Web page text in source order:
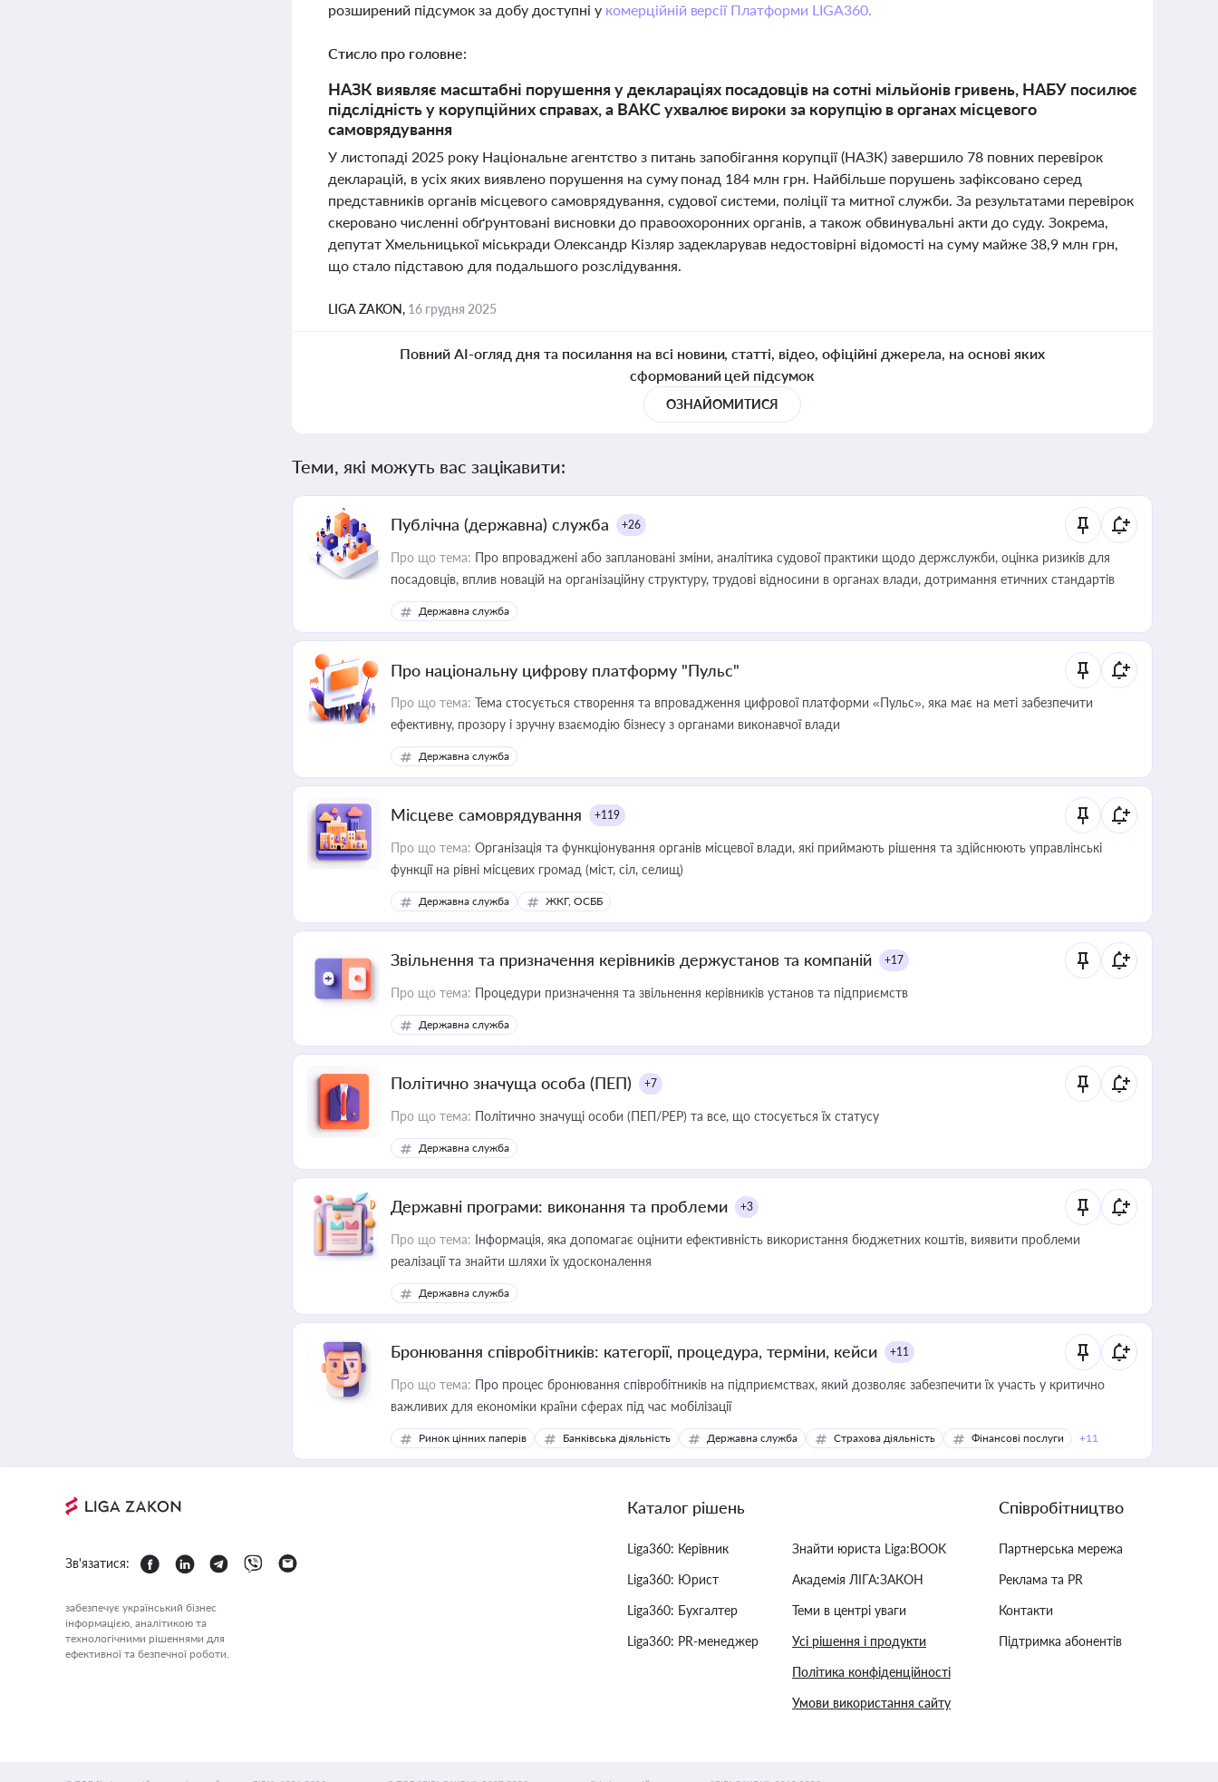
розширений підсумок за добу доступні у комерційній версії Платформи LIGA360.
Стисло про головне:
НАЗК виявляє масштабні порушення у деклараціях посадовців на сотні мільйонів гривень, НАБУ посилює
підслідність у корупційних справах, а ВАКС ухвалює вироки за корупцію в органах місцевого
самоврядування
У листопаді 2025 року Національне агентство з питань запобігання корупції (НАЗК) завершило 78 повних перевірок
декларацій, в усіх яких виявлено порушення на суму понад 184 млн грн. Найбільше порушень зафіксовано серед
представників органів місцевого самоврядування, судової системи, поліції та митної служби. За результатами перевірок
скеровано численні обґрунтовані висновки до правоохоронних органів, а також обвинувальні акти до суду. Зокрема,
депутат Хмельницької міськради Олександр Кізляр задекларував недостовірні відомості на суму майже 38,9 млн грн,
що стало підставою для подальшого розслідування.
LIGA ZAKON, 16 грудня 2025
Повний AI-огляд дня та посилання на всі новини, статті, відео, офіційні джерела, на основі яких
сформований цей підсумок
ОЗНАЙОМИТИСЯ
Теми, які можуть вас зацікавити:
Публічна (державна) служба +26
Про що тема: Про впроваджені або заплановані зміни, аналітика судової практики щодо держслужби, оцінка ризиків для
посадовців, вплив новацій на організаційну структуру, трудові відносини в органах влади, дотримання етичних стандартів
Державна служба
Про національну цифрову платформу "Пульс"
Про що тема: Тема стосується створення та впровадження цифрової платформи «Пульс», яка має на меті забезпечити
ефективну, прозору і зручну взаємодію бізнесу з органами виконавчої влади
Державна служба
Місцеве самоврядування +119
Про що тема: Організація та функціонування органів місцевої влади, які приймають рішення та здійснюють управлінські
функції на рівні місцевих громад (міст, сіл, селищ)
Державна служба ЖКГ, ОСББ
Звільнення та призначення керівників держустанов та компаній +17
Про що тема: Процедури призначення та звільнення керівників установ та підприємств
Державна служба
Політично значуща особа (ПЕП) +7
Про що тема: Політично значущі особи (ПЕП/PEP) та все, що стосується їх статусу
Державна служба
Державні програми: виконання та проблеми +3
Про що тема: Інформація, яка допомагає оцінити ефективність використання бюджетних коштів, виявити проблеми
реалізації та знайти шляхи їх удосконалення
Державна служба
Бронювання співробітників: категорії, процедура, терміни, кейси +11
Про що тема: Про процес бронювання співробітників на підприємствах, який дозволяє забезпечити їх участь у критично
важливих для економіки країни сферах під час мобілізації
Ринок цінних паперів Банківська діяльність Державна служба Страхова діяльність Фінансові послуги +11
Зв'язатися:
забезпечує український бізнес
інформацією, аналітикою та
технологічними рішеннями для
ефективної та безпечної роботи.
Каталог рішень
Liga360: Керівник
Liga360: Юрист
Liga360: Бухгалтер
Liga360: PR-менеджер
Знайти юриста Liga:BOOK
Академія ЛІГА:ЗАКОН
Теми в центрі уваги
Усі рішення і продукти
Політика конфіденційності
Умови використання сайту
Співробітництво
Партнерська мережа
Реклама та PR
Контакти
Підтримка абонентів